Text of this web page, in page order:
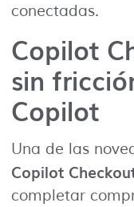
conectadas.
Copilot
sin
Copilot
Una de las
Copilot
completar